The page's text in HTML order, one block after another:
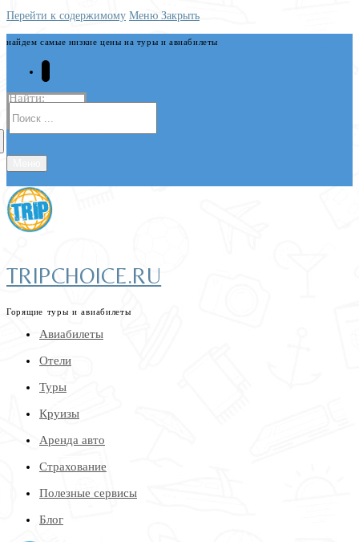
Перейти к содержимому Меню Закрыть
найдем самые низкие цены на туры и авиабилеты
Найти:
TRIPCHOICE.RU
Горящие туры и авиабилеты
Авиабилеты
Отели
Туры
Круизы
Аренда авто
Страхование
Полезные сервисы
Блог